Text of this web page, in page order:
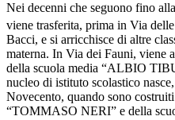
Nei decenni che seguono fino
viene trasferita, prima in Via
Bacci, e si arricchisce di altre
materna. In Via dei Fauni, viene
della scuola media “ALBIO
nucleo di istituto scolastico
Novecento, quando sono
“TOMMASO NERI” e della